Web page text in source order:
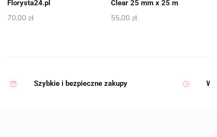
Florysta24.pl
70,00 zł
Clear 25 mm x 25 m
55,00 zł
Szybkie i bezpieczne zakupy